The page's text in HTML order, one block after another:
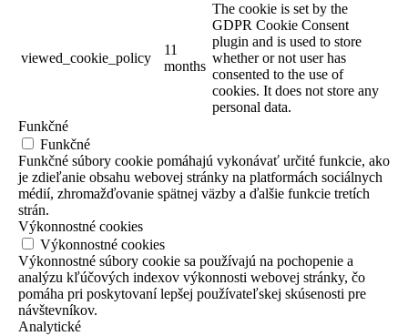
viewed_cookie_policy
11
months
The cookie is set by the
GDPR Cookie Consent
plugin and is used to store
whether or not user has
consented to the use of
cookies. It does not store any
personal data.
Funkčné
Funkčné
Funkčné súbory cookie pomáhajú vykonávať určité funkcie, ako
je zdieľanie obsahu webovej stránky na platformách sociálnych
médií, zhromažďovanie spätnej väzby a ďalšie funkcie tretích
strán.
Výkonnostné cookies
Výkonnostné cookies
Výkonnostné súbory cookie sa používajú na pochopenie a
analýzu kľúčových indexov výkonnosti webovej stránky, čo
pomáha pri poskytovaní lepšej používateľskej skúsenosti pre
návštevníkov.
Analytické